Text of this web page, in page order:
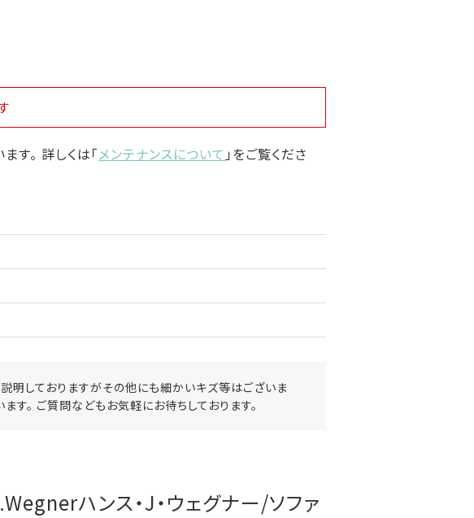
す。 詳しくは「メンテナンスについて 」をご覧くださ
明しておりますがその他にも細かいキズ等はございま
。 ご質問などもお気軽にお待ちしております。
ハンス・J・ウェグナー/ソファ